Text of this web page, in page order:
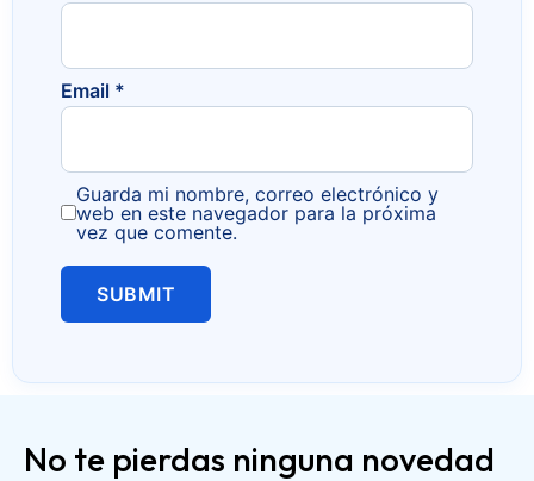
Email *
Guarda mi nombre, correo electrónico y
web en este navegador para la próxima
vez que comente.
No te pierdas ninguna novedad